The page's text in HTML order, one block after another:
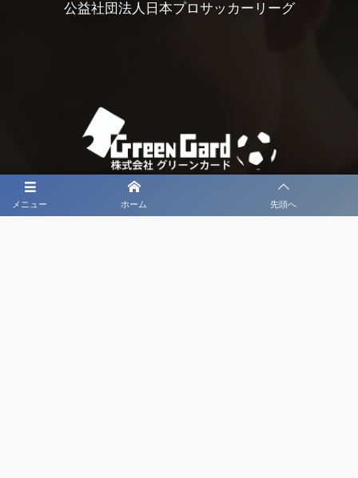
メニュー ホーム 先頭へ
公益社団法人日本プロサッカーリーグ